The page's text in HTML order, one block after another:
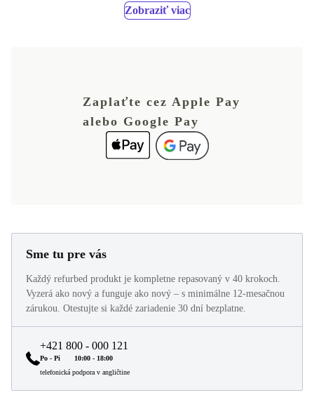
Zobraziť viac
Zaplaťte cez Apple Pay
alebo Google Pay
Sme tu pre vás
Každý refurbed produkt je kompletne repasovaný v 40 krokoch.
Vyzerá ako nový a funguje ako nový – s minimálne 12-mesačnou
zárukou. Otestujte si každé zariadenie 30 dní bezplatne.
+421 800 - 000 121
Po - Pi
10:00 - 18:00
telefonická podpora v angličtine